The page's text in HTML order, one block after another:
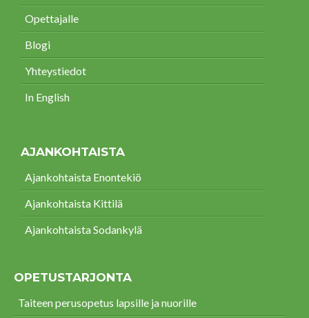
Opettajalle
Blogi
Yhteystiedot
In English
AJANKOHTAISTA
Ajankohtaista Enontekiö
Ajankohtaista Kittilä
Ajankohtaista Sodankylä
OPETUSTARJONTA
Taiteen perusopetus lapsille ja nuorille